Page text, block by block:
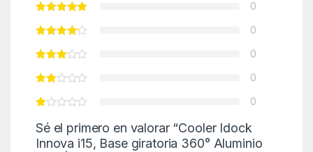
0
0
0
0
0
Sé el primero en valorar “Cooler Idock
Innova i15, Base giratoria 360° Aluminio